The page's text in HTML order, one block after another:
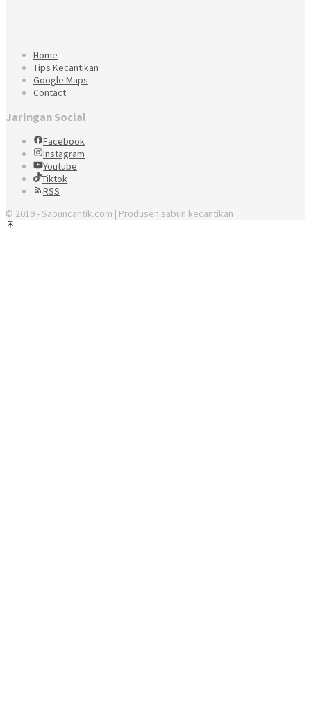
Home
Tips Kecantikan
Google Maps
Contact
Jaringan Social
Facebook
Instagram
Youtube
Tiktok
RSS
© 2019 - Sabuncantik.com | Produsen sabun kecantikan